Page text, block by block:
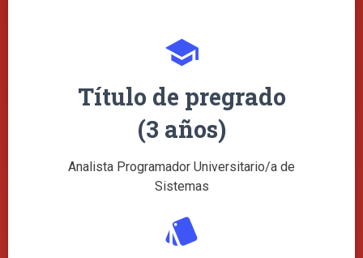
school
Título de pregrado
(3 años)
Analista Programador Universitario/a de
Sistemas
style